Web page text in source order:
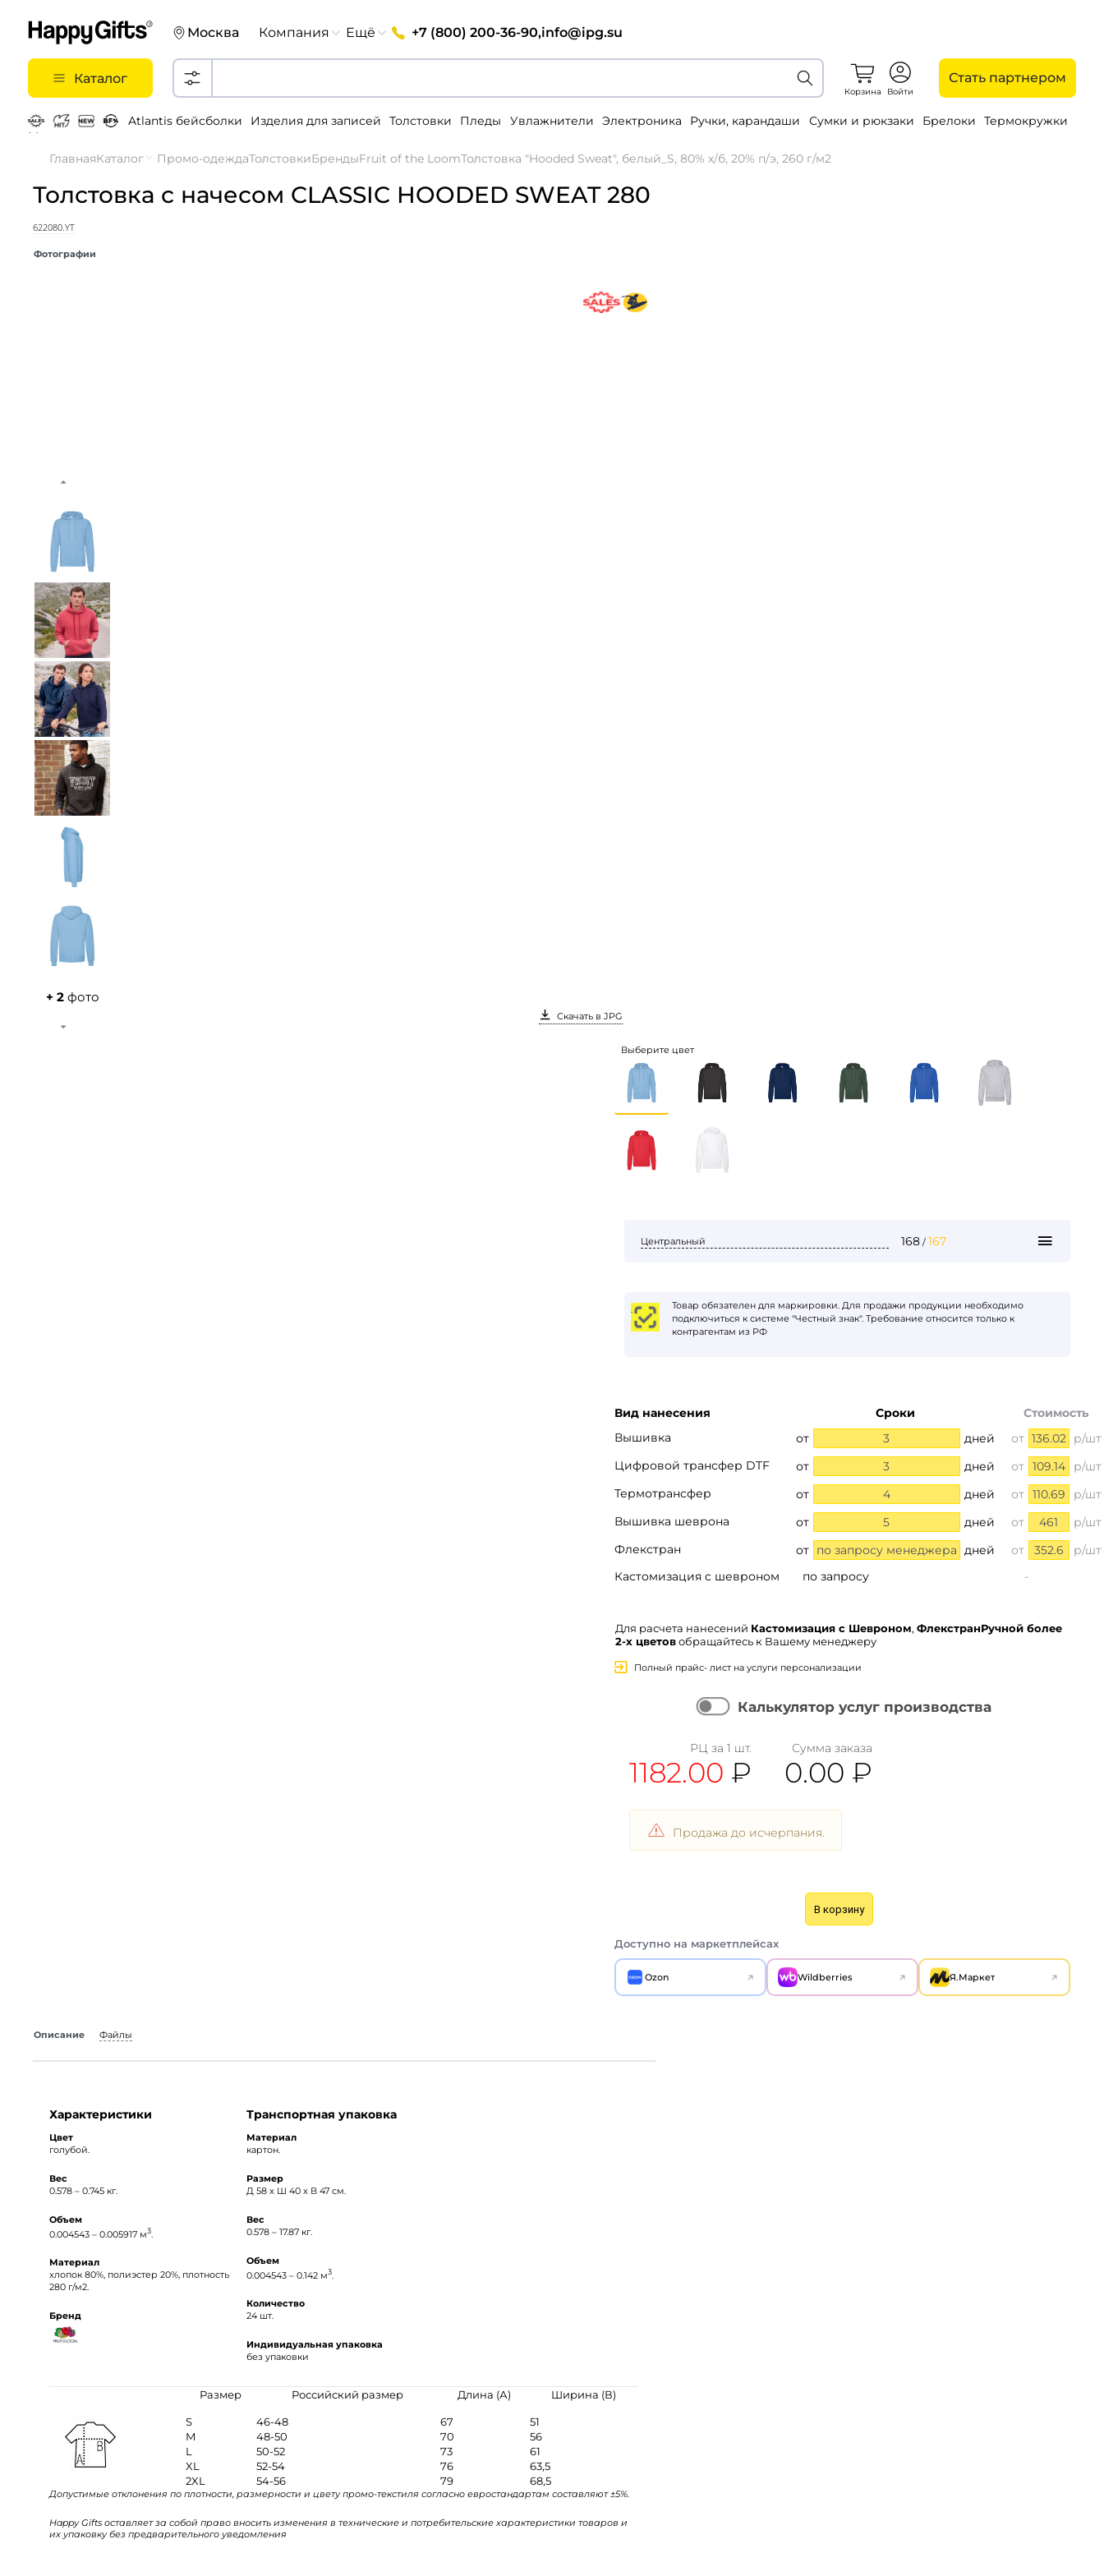
Москва Компания Ещё +7 (800) 200-36-90,info@ipg.su
Каталог
Корзина Войти
Стать партнером
Atlantis бейсболки Изделия для записей Толстовки Пледы Увлажнители Электроника Ручки, карандаши Сумки и рюкзаки Брелоки
Термокружки
Металлические ручки
ГлавнаяКаталог Промо-одеждаТолстовкиБрендыFruit of the LoomТолстовка "Hooded Sweat", белый_S, 80% х/б, 20% п/э, 260 г/м2
Толстовка с начесом CLASSIC HOODED SWEAT 280
622080.YT
Фотографии
+ 2фото
Скачать в JPG
Выберите цвет
Центральный 168/ 167
.
Товар обязателен для маркировки. Для продажи продукции необходимо
подключиться к системе "Честный знак". Требование относится только к
контрагентам из РФ
Вид нанесения Сроки
Стоимость
Вышивка
от 3 дней от 136.02 р/шт
Цифровой трансфер DTF
от 3 дней от 109.14
р/шт
Термотрансфер
от 4 дней от 110.69
р/шт
Вышивка шеврона
от 5 дней от 461
р/шт
Флекстран
от по запросу менеджера дней от 352.6
р/шт
Кастомизация с шевроном
по запросу -
Для расчета нанесений Кастомизация с Шевроном, ФлекстранРучной более
2-х цветовобращайтесь к Вашему менеджеру
Полный прайс- лист на услуги персонализации
Калькулятор услуг производства
РЦ за 1 шт.
1182.00 ₽
Сумма заказа
0.00 ₽
Продажа до исчерпания.
В корзину
Доступно на маркетплейсах
Ozon Wildberries Я.Маркет
Описание Файлы
Характеристики
Цвет
голубой.
Вес
0.578 – 0.745 кг.
Объем
0.004543 – 0.005917 м3
Материал
хлопок 80%, полиэстер 20%, плотность
280 г/м2.
Бренд
Транспортная упаковка
Материал
картон.
Размер
Д 58 x Ш 40 x В 47 см.
Вес
0.578 – 17.87 кг.
Объем
0.004543 – 0.142 м3.
Количество
24 шт.
Индивидуальная упаковка
без упаковки
Размер Российский размер Длина (А) Ширина (В)
S 46-48 67
51
M
48-50 70
56
L
50-52 73
61
XL
52-54 76
63,5
2XL
54-56 79 68,5
Допустимые отклонения по плотности, размерности и цвету промо-текстиля согласно евростандартам составляют ±5%.
Happy Gifts оставляет за собой право вносить изменения в технические и потребительские характеристики товаров и
их упаковку без предварительного уведомления
Забыли пароль?